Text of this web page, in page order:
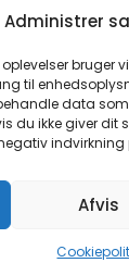
Administrer
bruger
til
data
du ikke giver
Afvis